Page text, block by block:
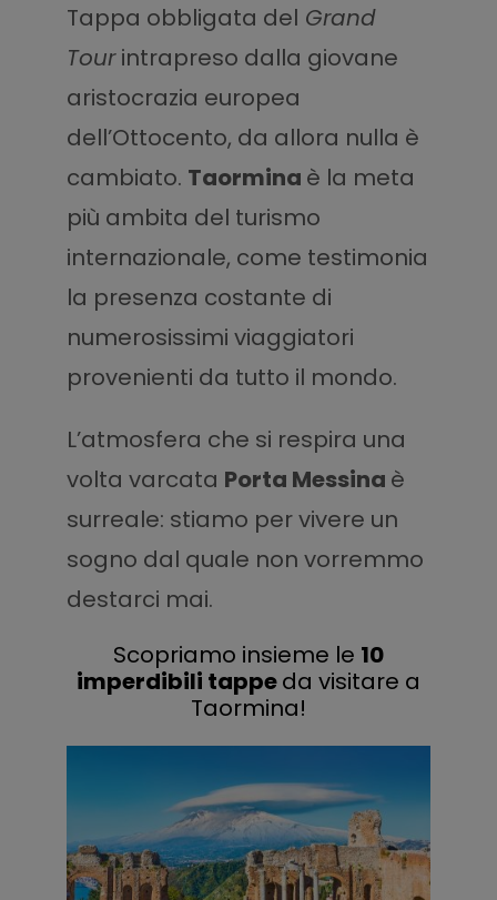
Tappa obbligata del Grand
Tourintrapreso dalla giovane
aristocrazia europea
dell’Ottocento, da allora nulla è
cambiato. Taormina è la meta
più ambita del turismo
internazionale, come testimonia
la presenza costante di
numerosissimi viaggiatori
provenienti da tutto il mondo.
L’atmosfera che si respira una
volta varcata Porta Messina è
surreale: stiamo per vivere un
sogno dal quale non vorremmo
destarci mai.
Scopriamo insieme le 10
imperdibili tappeda visitare a
Taormina!